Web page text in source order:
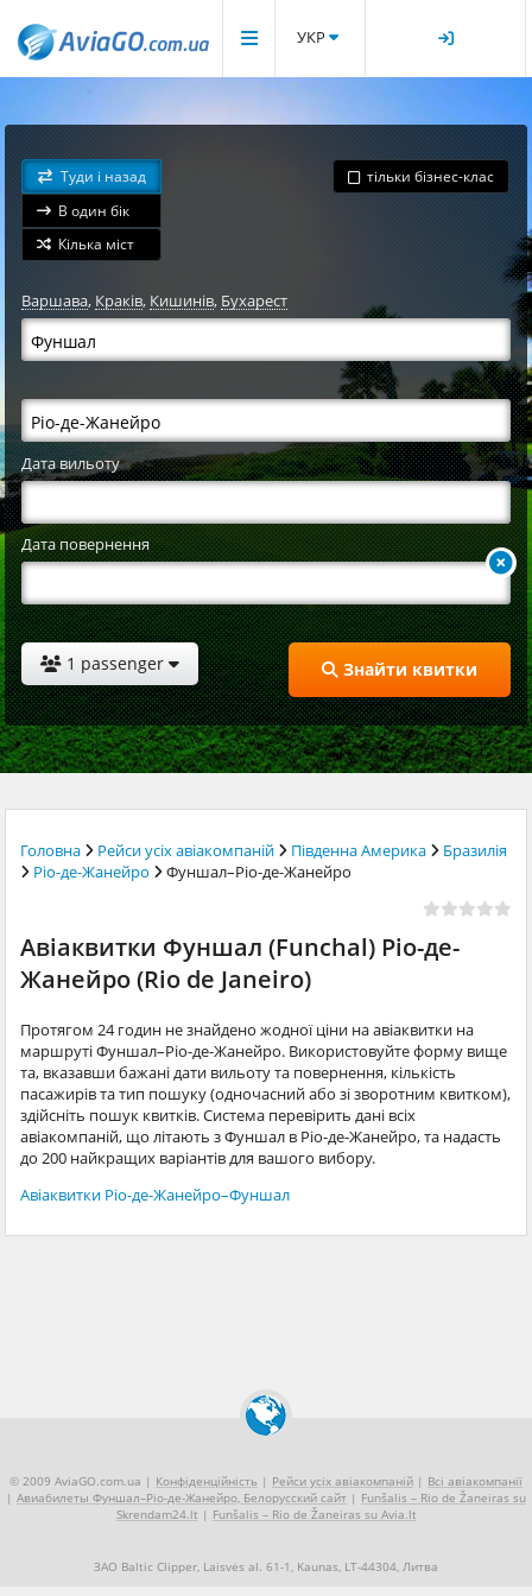
УКР
Туди і назад
В один бік
Кілька міст
тільки бізнес-клас
Варшава, Краків,Кишинів,Бухарест
Дата вильоту
Дата повернення
1 passenger Знайти квитки
Головна Рейси усіх авіакомпаній Південна Америка
Бразилія
Ріо-де-Жанейро
Фуншал–Ріо-де-Жанейро
Авіаквитки Фуншал (Funchal) Ріо-де-
Жанейро (Rio de Janeiro)
Протягом 24 годин не знайдено жодної ціни на авіаквитки на
маршруті Фуншал–Ріо-де-Жанейро. Використовуйте форму вище
та, вказавши бажані дати вильоту та повернення, кількість
пасажирів та тип пошуку (одночасний або зі зворотним квитком),
здійсніть пошук квитків. Система перевірить дані всіх
авіакомпаній, що літають з Фуншал в Ріо-де-Жанейро, та надасть
до 200 найкращих варіантів для вашого вибору.
Авіаквитки Ріо-де-Жанейро–Фуншал
© 2009 AviaGO.com.ua | Конфіденційність | Рейси усіх авіакомпаній | Всі авіакомпанії
| Авиабилеты Фуншал–Ріо-де-Жанейро, Белорусский сайт | Funšalis – Rio de Žaneiras su
Skrendam24.lt | Funšalis – Rio de Žaneiras su Avia.lt
ЗАО Baltic Clipper, Laisvės al. 61-1, Kaunas, LT-44304, Литва